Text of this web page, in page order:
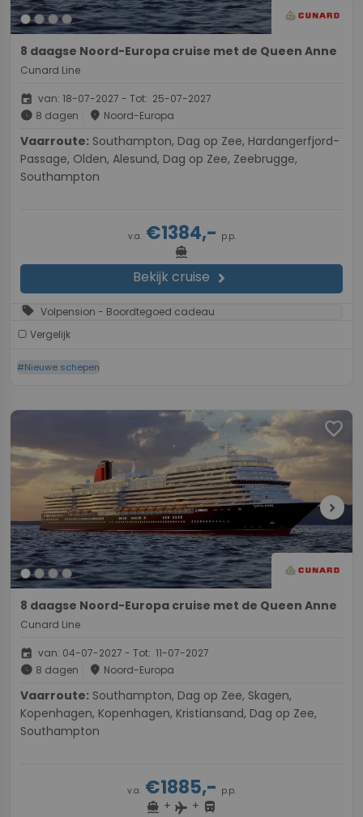
8 daagse Noord-Europa cruise met de Queen Anne
Cunard Line
event van: 18-07-2027 - Tot: 25-07-2027
schedule 8 dagen place Noord-Europa
Vaarroute:
Passage, Olden, Alesund, Dag op Zee, Zeebrugge,
Southampton
v.a.€1384,- p.p.
directions_boat
Bekijk cruise chevron_right
sell Volpension - Boordtegoed cadeau
Vergelijk
#Nieuwe schepen
favorite
chevron_right
8 daagse Noord-Europa cruise met de Queen Anne
Cunard Line
event van: 04-07-2027 - Tot: 11-07-2027
schedule 8 dagen place Noord-Europa
Vaarroute:
Kopenhagen, Kopenhagen, Kristiansand, Dag op Zee,
Southampton
v.a. €1885,- p.p.
directions_boat + flight + directions_bus